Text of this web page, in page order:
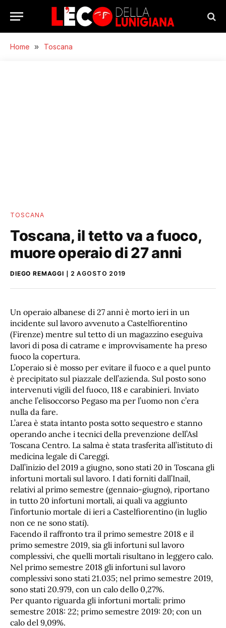
Home » Toscana
TOSCANA
Toscana, il tetto va a fuoco,
muore operaio di 27 anni
DIEGO REMAGGI 2 AGOSTO 2019
Un operaio albanese di 27 anni è morto ieri in un
incidente sul lavoro avvenuto a Castelfiorentino
(Firenze) mentre sul tetto di un magazzino eseguiva
lavori di posa di catrame e improvvisamente ha preso
fuoco la copertura.
L’operaio si è mosso per evitare il fuoco e a quel punto
è precipitato sul piazzale dell’azienda. Sul posto sono
intervenuti vigili del fuoco, 118 e carabinieri. Inviato
anche l’elisoccorso Pegaso ma per l’uomo non c’era
nulla da fare.
L’area è stata intanto posta sotto sequestro e stanno
operando anche i tecnici della prevenzione dell’Asl
Toscana Centro. La salma è stata trasferita all’istituto di
medicina legale di Careggi.
Dall’inizio del 2019 a giugno, sono stati 20 in Toscana gli
infortuni mortali sul lavoro. I dati forniti dall’Inail,
relativi al primo semestre (gennaio-giugno), riportano
in tutto 20 infortuni mortali, ai quali va aggiunto
l’infortunio mortale di ieri a Castelfiorentino (in luglio
non ce ne sono stati).
Facendo il raffronto tra il primo semestre 2018 e il
primo semestre 2019, sia gli infortuni sul lavoro
complessivi, che quelli mortali risultano in leggero calo.
Nel primo semestre 2018 gli infortuni sul lavoro
complessivi sono stati 21.035; nel primo semestre 2019,
sono stati 20.979, con un calo dello 0,27%.
Per quanto riguarda gli infortuni mortali: primo
semestre 2018: 22; primo semestre 2019: 20; con un
calo del 9,09%.